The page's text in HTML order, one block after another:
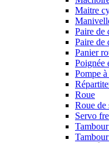
Maitre
Paire de
Paire de
Panier
Poignée
Pompe
Roue
Roue de
Servo